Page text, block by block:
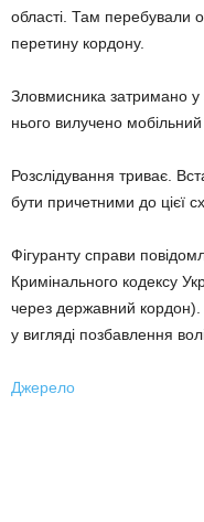
області. Там перебували
перетину кордону.
Зловмисника затримано у
нього вилучено
Розслідування триває.
бути причетними до цієї
Фігуранту справи
Кримінального кодексу
через державний кордон).
у вигляді позбавлення
Джерело